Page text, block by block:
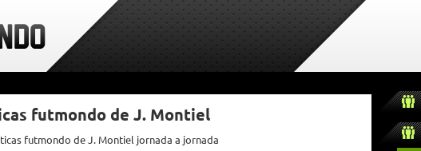
futmondo de J. Montiel
futmondo de J. Montiel jornada a jornada